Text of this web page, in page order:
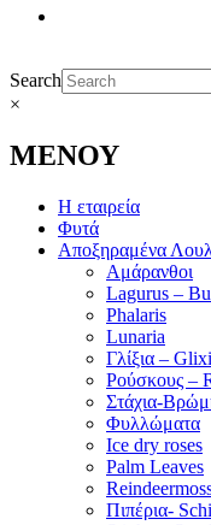
Search
×
ΜΕΝΟΥ
Η εταιρεία
Φυτά
Αποξηραμένα
Αμάρανθοι
Lagurus –
Phalaris
Lunaria
Γλίξια –
Ρούσκους –
Στάχια-
Φυλλώματα
Ice dry roses
Palm Leaves
Πιπέρια-